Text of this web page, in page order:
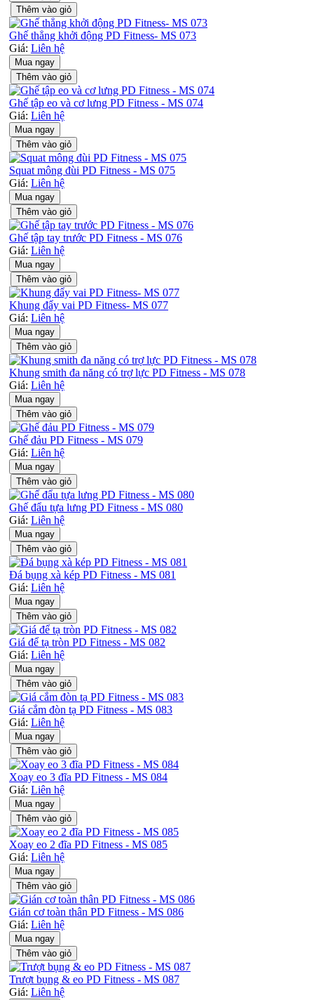
Thêm vào giỏ
Ghế thẳng khởi động PD Fitness- MS 073
Giá: Liên hệ
Mua ngay
Thêm vào giỏ
Ghế tập eo và cơ lưng PD Fitness - MS 074
Giá: Liên hệ
Mua ngay
Thêm vào giỏ
Squat mông đùi PD Fitness - MS 075
Giá: Liên hệ
Mua ngay
Thêm vào giỏ
Ghế tập tay trước PD Fitness - MS 076
Giá: Liên hệ
Mua ngay
Thêm vào giỏ
Khung đẩy vai PD Fitness- MS 077
Giá: Liên hệ
Mua ngay
Thêm vào giỏ
Khung smith đa năng có trợ lực PD Fitness - MS 078
Giá: Liên hệ
Mua ngay
Thêm vào giỏ
Ghế đảu PD Fitness - MS 079
Giá: Liên hệ
Mua ngay
Thêm vào giỏ
Ghế đẩu tựa lưng PD Fitness - MS 080
Giá: Liên hệ
Mua ngay
Thêm vào giỏ
Đá bụng xà kép PD Fitness - MS 081
Giá: Liên hệ
Mua ngay
Thêm vào giỏ
Giá để tạ tròn PD Fitness - MS 082
Giá: Liên hệ
Mua ngay
Thêm vào giỏ
Giá cắm đòn tạ PD Fitness - MS 083
Giá: Liên hệ
Mua ngay
Thêm vào giỏ
Xoay eo 3 đĩa PD Fitness - MS 084
Giá: Liên hệ
Mua ngay
Thêm vào giỏ
Xoay eo 2 đĩa PD Fitness - MS 085
Giá: Liên hệ
Mua ngay
Thêm vào giỏ
Gián cơ toàn thân PD Fitness - MS 086
Giá: Liên hệ
Mua ngay
Thêm vào giỏ
Trượt bụng & eo PD Fitness - MS 087
Giá: Liên hệ